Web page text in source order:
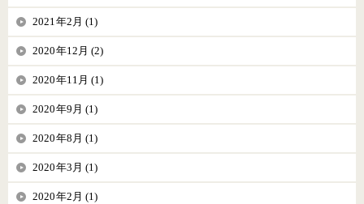
2021年2月 (1)
2020年12月 (2)
2020年11月 (1)
2020年9月 (1)
2020年8月 (1)
2020年3月 (1)
2020年2月 (1)